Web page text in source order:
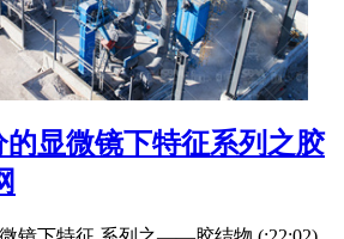
显微镜下特征系列之胶